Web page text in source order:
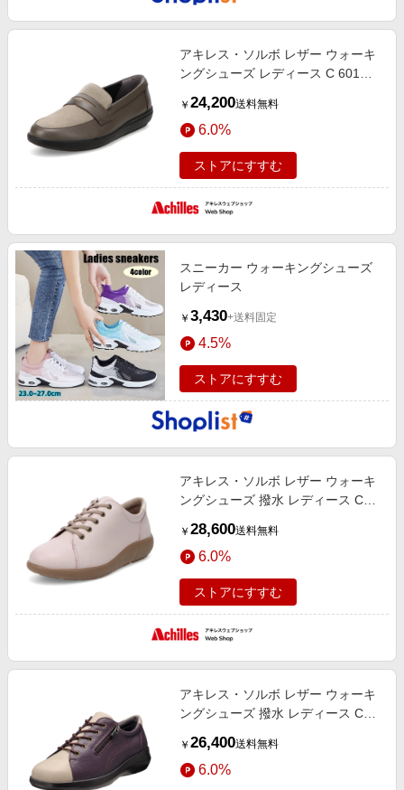
アキレス・ソルボ レザー ウォーキ
ングシューズ レディース C 601
ス ソルボ
￥ 24,200送料無料
6.0%
ストアにすすむ
スニーカー ウォーキングシューズ
レディース
￥ 3,430+送料固定
4.5%
ストアにすすむ
アキレス・ソルボ レザー ウォーキ
ングシューズ 撥水 レディース C
￥ 28,600送料無料
6.0%
ストアにすすむ
アキレス・ソルボ レザー ウォーキ
ングシューズ 撥水 レディース C
ー アキレス ソルボ
￥ 26,400送料無料
6.0%